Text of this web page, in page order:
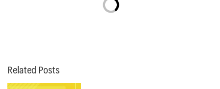
Related Posts